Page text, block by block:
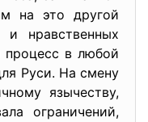
на это другой
нравственных
процесс в любой
Руси. На смену
язычеству,
ограничений,